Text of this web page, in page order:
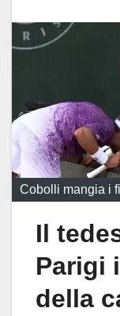
Cobolli mangia i
Il
Parigi
della